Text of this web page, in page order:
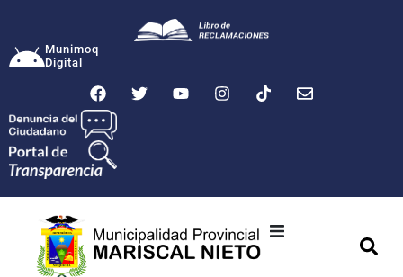
Munimoq
Digital